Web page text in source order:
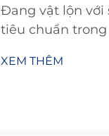
Đang vật lộn với
tiêu chuẩn
gian chật hẹp?
XEM THÊM